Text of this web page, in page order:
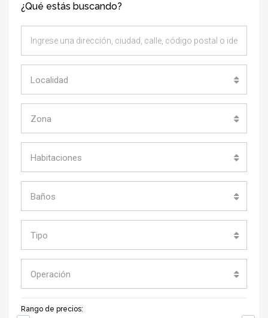
¿Qué estás buscando?
Localidad
Zona
Habitaciones
Baños
Tipo
Operación
Rango de precios: